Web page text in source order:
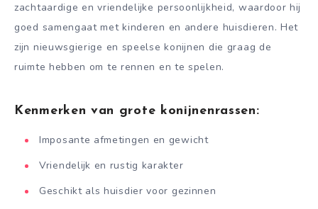
zachtaardige en vriendelijke persoonlijkheid, waardoor hij
goed samengaat met kinderen en andere huisdieren. Het
zijn nieuwsgierige en speelse konijnen die graag de
ruimte hebben om te rennen en te spelen.
Kenmerken van grote konijnenrassen:
Imposante afmetingen en gewicht
Vriendelijk en rustig karakter
Geschikt als huisdier voor gezinnen